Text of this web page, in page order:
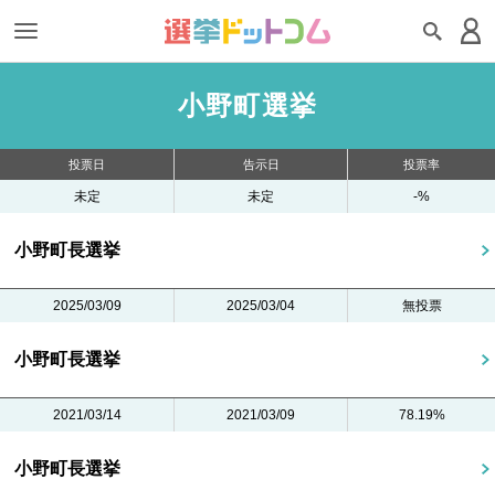
小野町選挙
投票日 告示日 投票率
未定 未定 -%
小野町長選挙
2025/03/09 2025/03/04 無投票
小野町長選挙
2021/03/14 2021/03/09 78.19%
小野町長選挙